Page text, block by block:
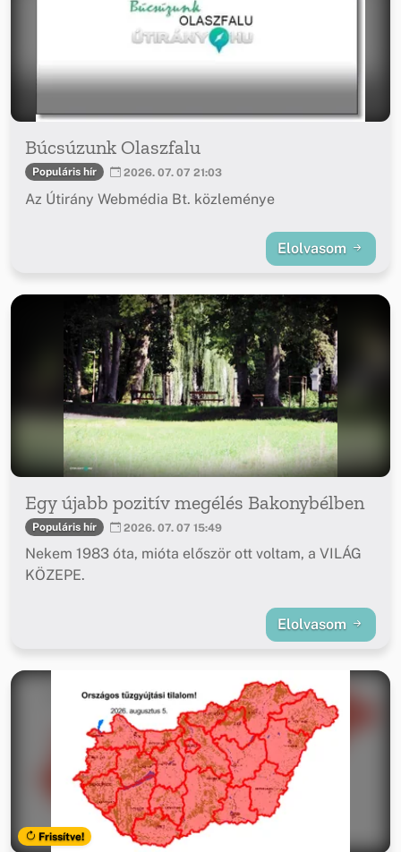
Búcsúzunk Olaszfalu
Populáris hír 2026. 07. 07 21:03
Az Útirány Webmédia Bt. közleménye
Elolvasom
Egy újabb pozitív megélés Bakonybélben
Populáris hír 2026. 07. 07 15:49
Nekem 1983 óta, mióta először ott voltam, a VILÁG
KÖZEPE.
Elolvasom
Frissítve!